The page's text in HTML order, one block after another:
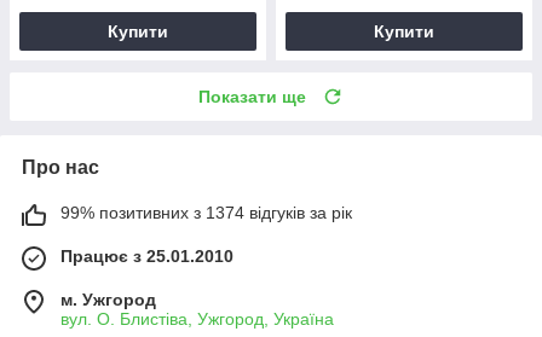
Купити Купити
Показати ще
Про нас
99% позитивних з 1374 відгуків за рік
Працює з 25.01.2010
м. Ужгород
вул. О. Блистіва, Ужгород, Україна